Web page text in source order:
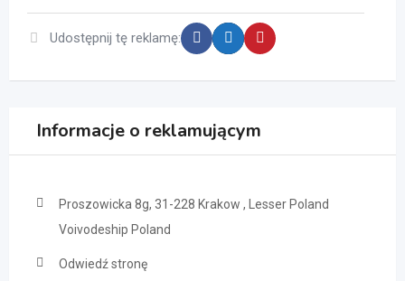
Udostępnij tę reklamę:
Informacje o reklamującym
Proszowicka 8g, 31-228 Krakow , Lesser Poland
Voivodeship Poland
Odwiedź stronę